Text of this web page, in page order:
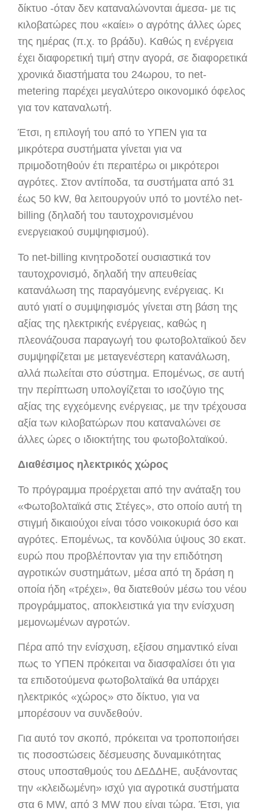
δίκτυο -όταν δεν καταναλώνονται άμεσα- με τις
κιλοβατώρες που «καίει» ο αγρότης άλλες ώρες
της ημέρας (π.χ. το βράδυ). Καθώς η ενέργεια
έχει διαφορετική τιμή στην αγορά, σε διαφορετικά
χρονικά διαστήματα του 24ωρου, το net-
metering παρέχει μεγαλύτερο οικονομικό όφελος
για τον καταναλωτή.
Έτσι, η επιλογή του από το ΥΠΕΝ για τα
μικρότερα συστήματα γίνεται για να
πριμοδοτηθούν έτι περαιτέρω οι μικρότεροι
αγρότες. Στον αντίποδα, τα συστήματα από 31
έως 50 kW, θα λειτουργούν υπό το μοντέλο net-
billing (δηλαδή του ταυτοχρονισμένου
ενεργειακού συμψηφισμού).
Το net-billing κινητροδοτεί ουσιαστικά τον
ταυτοχρονισμό, δηλαδή την απευθείας
κατανάλωση της παραγόμενης ενέργειας. Κι
αυτό γιατί ο συμψηφισμός γίνεται στη βάση της
αξίας της ηλεκτρικής ενέργειας, καθώς η
πλεονάζουσα παραγωγή του φωτοβολταϊκού δεν
συμψηφίζεται με μεταγενέστερη κατανάλωση,
αλλά πωλείται στο σύστημα. Επομένως, σε αυτή
την περίπτωση υπολογίζεται το ισοζύγιο της
αξίας της εγχεόμενης ενέργειας, με την τρέχουσα
αξία των κιλοβατώρων που καταναλώνει σε
άλλες ώρες ο ιδιοκτήτης του φωτοβολταϊκού.
Διαθέσιμος ηλεκτρικός χώρος
Το πρόγραμμα προέρχεται από την ανάταξη του
«Φωτοβολταϊκά στις Στέγες», στο οποίο αυτή τη
στιγμή δικαιούχοι είναι τόσο νοικοκυριά όσο και
αγρότες. Επομένως, τα κονδύλια ύψους 30 εκατ.
ευρώ που προβλέπονταν για την επιδότηση
αγροτικών συστημάτων, μέσα από τη δράση η
οποία ήδη «τρέχει», θα διατεθούν μέσω του νέου
προγράμματος, αποκλειστικά για την ενίσχυση
μεμονωμένων αγροτών.
Πέρα από την ενίσχυση, εξίσου σημαντικό είναι
πως το ΥΠΕΝ πρόκειται να διασφαλίσει ότι για
τα επιδοτούμενα φωτοβολταϊκά θα υπάρχει
ηλεκτρικός «χώρος» στο δίκτυο, για να
μπορέσουν να συνδεθούν.
Για αυτό τον σκοπό, πρόκειται να τροποποιήσει
τις ποσοστώσεις δέσμευσης δυναμικότητας
στους υποσταθμούς του ΔΕΔΔΗΕ, αυξάνοντας
την «κλειδωμένη» ισχύ για αγροτικά συστήματα
στα 6 MW, από 3 MW που είναι τώρα. Έτσι, για